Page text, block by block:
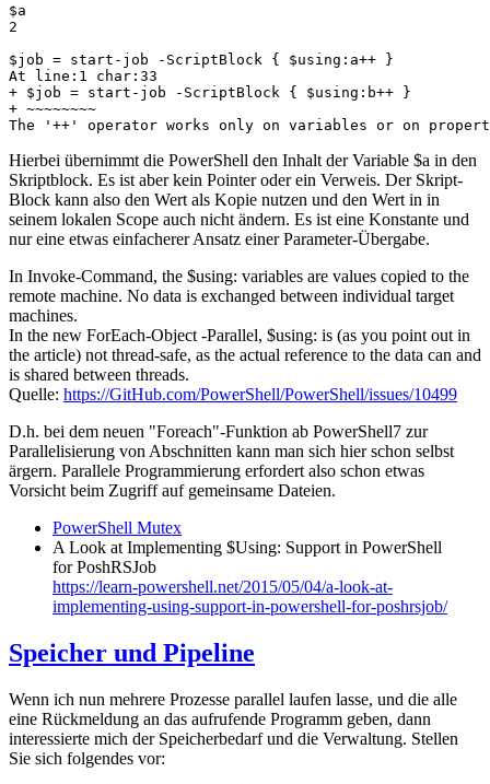
$a
2
$job = start-job -ScriptBlock { $using:a++ }
At line:1 char:33
+ $job = start-job -ScriptBlock { $using:b++ }
+ ~~~~~~~~
The '++' operator works only on variables or on
Hierbei übernimmt die PowerShell den Inhalt der Variable $a in den
Skriptblock. Es ist aber kein Pointer oder ein Verweis. Der Skript-
Block kann also den Wert als Kopie nutzen und den Wert in in
seinem lokalen Scope auch nicht ändern. Es ist eine Konstante und
nur eine etwas einfacherer Ansatz einer Parameter-Übergabe.
In Invoke-Command, the $using: variables are values copied to the
remote machine. No data is exchanged between individual target
machines.
In the new ForEach-Object -Parallel, $using: is (as you point out in
the article) not thread-safe, as the actual reference to the data can and
is shared between threads.
Quelle: https://GitHub.com/PowerShell/PowerShell/issues/10499
D.h. bei dem neuen "Foreach"-Funktion ab PowerShell7 zur
Parallelisierung von Abschnitten kann man sich hier schon selbst
ärgern. Parallele Programmierung erfordert also schon etwas
Vorsicht beim Zugriff auf gemeinsame Dateien.
PowerShell Mutex
A Look at Implementing $Using: Support in PowerShell
for PoshRSJob
https://learn-powershell.net/2015/05/04/a-look-at-
implementing-using-support-in-powershell-for-poshrsjob/
Speicher und Pipeline
Wenn ich nun mehrere Prozesse parallel laufen lasse, und die alle
eine Rückmeldung an das aufrufende Programm geben, dann
interessierte mich der Speicherbedarf und die Verwaltung. Stellen
Sie sich folgendes vor: